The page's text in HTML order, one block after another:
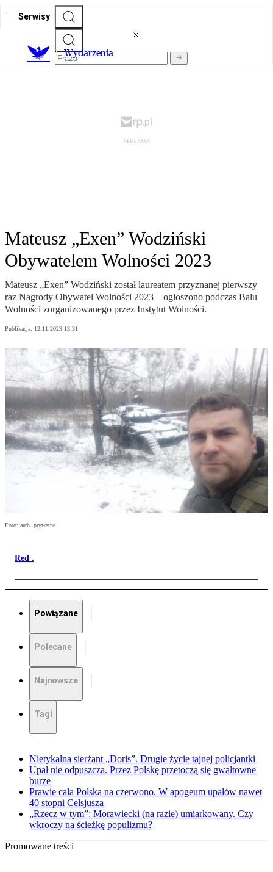
Serwisy
Wydarzenia
Mateusz „Exen” Wodziński
Obywatelem Wolności 2023
Mateusz „Exen” Wodziński został laureatem przyznanej pierwszy
raz Nagrody Obywatel Wolności 2023 – ogłoszono podczas Balu
Wolności zorganizowanego przez Instytut Wolności.
Publikacja: 12.11.2023 13:31
Foto: arch. prywatne
Red .
Powiązane
Polecane
Najnowsze
Tagi
Nietykalna sierżant „Doris”. Drugie życie tajnej policjantki
Upał nie odpuszcza. Przez Polskę przetoczą się gwałtowne
burze
Prawie cała Polska na czerwono. W apogeum upałów nawet
40 stopni Celsjusza
„Rzecz w tym”: Morawiecki (na razie) umiarkowany. Czy
wkroczy na ścieżkę populizmu?
Promowane treści